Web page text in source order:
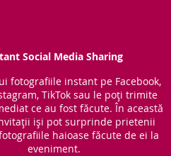
Social Media Sharing
fotografiile instant pe Facebook,
TikTok sau le poți trimite
ce au fost făcute. În această
iși pot surprinde prietenii
haioase făcute de ei la
eveniment.